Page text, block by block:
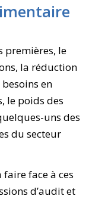
premières, le
la réduction
en
le poids des
uns des
du secteur
faire face à ces
d’audit et